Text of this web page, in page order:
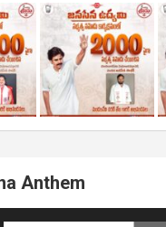
Anthem